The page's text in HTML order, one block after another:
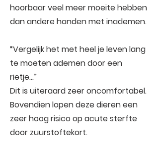
hoorbaar veel meer moeite hebben
dan andere honden met inademen.
“Vergelijk het met heel je leven lang
te moeten ademen door een
rietje…”
Dit is uiteraard zeer oncomfortabel.
Bovendien lopen deze dieren een
zeer hoog risico op acute sterfte
door zuurstoftekort.